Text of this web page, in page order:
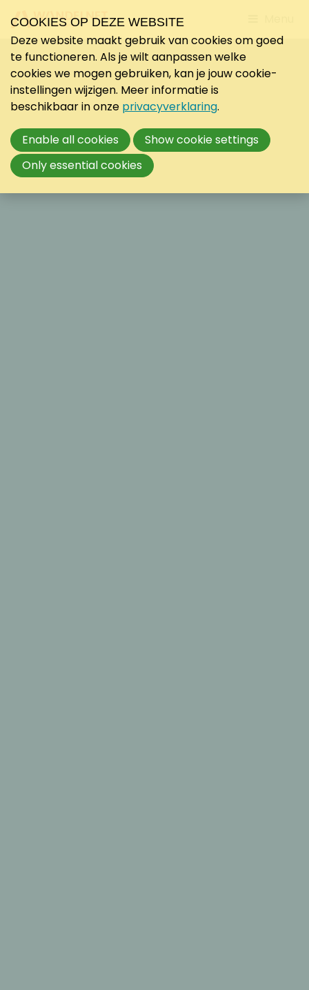
to
COOKIES OP DEZE WEBSITE
Deze website maakt gebruik van cookies om goed
te functioneren. Als je wilt aanpassen welke
cookies we mogen gebruiken, kan je jouw cookie-
instellingen wijzigen. Meer informatie is
beschikbaar in onze privacyverklaring.
Enable all cookies
Show cookie settings
Only essential cookies